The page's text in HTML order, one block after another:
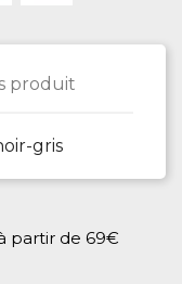
produit
gris
partir de 69€